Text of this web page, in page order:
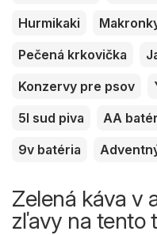
Hurmikaki
Pečená krkovička
Konzervy pre psov
5l sud piva
AA
9v batéria
Zelená káva v
zľavy na tento